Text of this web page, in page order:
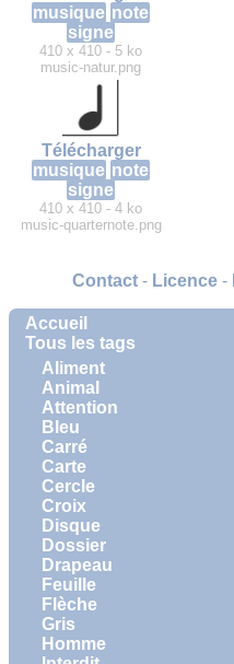
Accueil
Tous les tags
Aliment
Animal
Attention
Bleu
Carré
Carte
Cercle
Croix
Disque
Dossier
Drapeau
Feuille
Flèche
Gris
Homme
musique note
signe
410 x 410 - 5 ko
music-natur.png
Télécharger
musique note
signe
410 x 410 - 4 ko
music-quarternote.png
Contact- Licence-